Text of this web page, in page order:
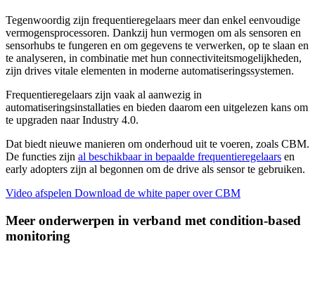
Tegenwoordig zijn frequentieregelaars meer dan enkel eenvoudige
vermogensprocessoren. Dankzij hun vermogen om als sensoren en
sensorhubs te fungeren en om gegevens te verwerken, op te slaan en
te analyseren, in combinatie met hun connectiviteitsmogelijkheden,
zijn drives vitale elementen in moderne automatiseringssystemen.
Frequentieregelaars zijn vaak al aanwezig in
automatiseringsinstallaties en bieden daarom een uitgelezen kans om
te upgraden naar Industry 4.0.
Dat biedt nieuwe manieren om onderhoud uit te voeren, zoals CBM.
De functies zijn al beschikbaar in bepaalde frequentieregelaars en
early adopters zijn al begonnen om de drive als sensor te gebruiken.
Video afspelen Download de white paper over CBM
Meer onderwerpen in verband met condition-based
monitoring